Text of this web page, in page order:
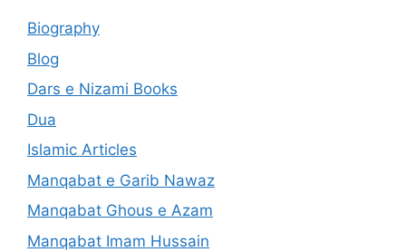
Biography
Blog
Dars e Nizami Books
Dua
Islamic Articles
Manqabat e Garib Nawaz
Manqabat Ghous e Azam
Manqabat Imam Hussain